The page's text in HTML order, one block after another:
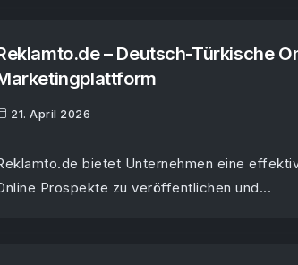
– Deutsch-Türkische
21. April 2026
bietet Unternehmen eine
Prospekte zu veröffentlichen und...